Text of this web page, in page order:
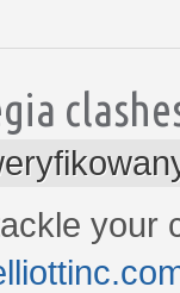
your